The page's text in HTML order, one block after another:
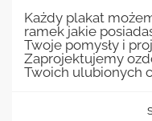
Każdy plakat
ramek jakie
Twoje pomysły i
Zaprojektujemy
Twoich ulubionych